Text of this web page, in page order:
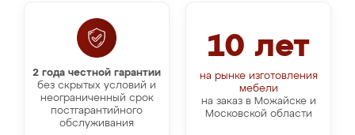
10 лет
на рынке изготовления
мебели
на заказ в Можайске и
Московской области
2 года честной гарантии
без скрытых условий и
неограниченный срок
постгарантийного
обслуживания